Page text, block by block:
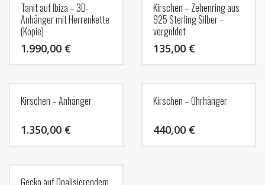
Tanit auf Ibiza – 3D-
Anhänger mit Herrenkette
(Kopie)
1.990,00 €
Kirschen – Zehenring aus
925 Sterling Silber –
vergoldet
135,00 €
Kirschen – Anhänger
1.350,00 €
Kirschen – Ohrhänger
440,00 €
Gecko auf Opalisierendem